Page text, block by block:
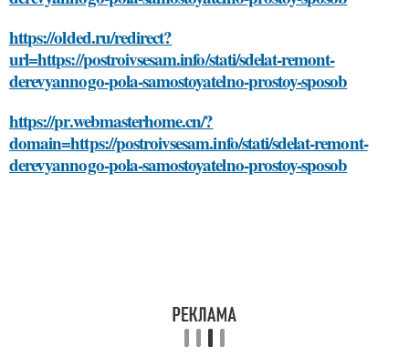
https://olded.ru/redirect?
url=https://postroivsesam.info/stati/sdelat-remont-
derevyannogo-pola-samostoyatelno-prostoy-sposob
https://pr.webmasterhome.cn/?
domain=https://postroivsesam.info/stati/sdelat-remont-
derevyannogo-pola-samostoyatelno-prostoy-sposob